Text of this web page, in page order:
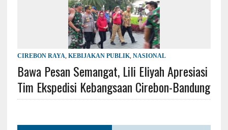
CIREBON RAYA, KEBIJAKAN PUBLIK, NASIONAL
Bawa Pesan Semangat, Lili Eliyah Apresiasi
Tim Ekspedisi Kebangsaan Cirebon-Bandung